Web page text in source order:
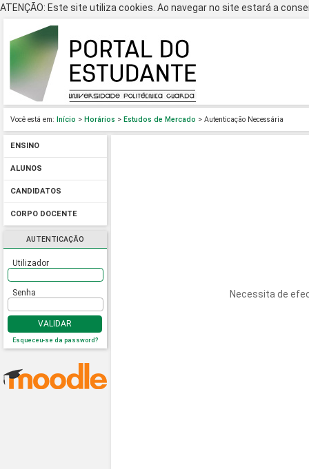
ATENÇÃO: Este site utiliza cookies. Ao navegar no site estará a
Você está em: Início > Horários > Estudos de Mercado > Autenticação Necessária
ENSINO
ALUNOS
CANDIDATOS
CORPO DOCENTE
AUTENTICAÇÃO
Utilizador
Senha
VALIDAR
Esqueceu-se da password?
Necessita de